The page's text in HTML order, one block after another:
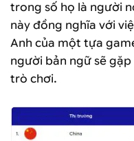
trong số họ là người
này đồng nghĩa với
Anh của một tựa
người bản ngữ sẽ
trò chơi.